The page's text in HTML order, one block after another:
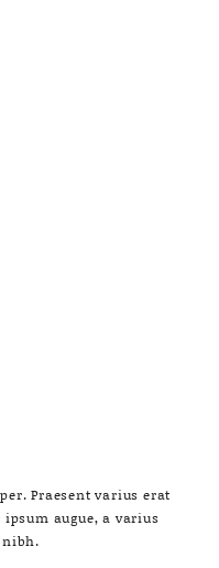
Praesent varius erat
augue, a varius
nibh.